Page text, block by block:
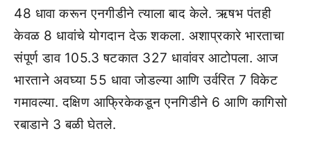
48 धावा करून एनगीडीने त्याला बाद केले. ऋषभ पंतही
केवळ 8 धावांचे योगदान देऊ शकला. अशाप्रकारे भारताचा
संपूर्ण डाव 105.3 षटकात 327 धावांवर आटोपला. आज
भारताने अवघ्या 55 धावा जोडल्या आणि उर्वरित 7 विकेट
गमावल्या. दक्षिण आफ्रिकेकडून एनगिडीने 6 आणि कागिसो
रबाडाने 3 बळी घेतले.